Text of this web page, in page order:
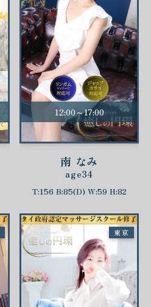
12:00～17:00
南 なみ
age34
T:156 B:85(D) W:59 H:82
東京